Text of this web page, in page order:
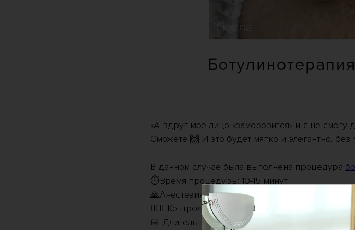
«А вдруг мое лицо «заморозится» и я не смогу
Сможете 🙌 И это будет мягко и элегантно,
В данном случае была выполнена процедура
⏱Время процедуры: 10-15 минут
🙏Анестезия - не требуется
👩🏻‍⚕️Контроль через 2 недели
📅 Длительность: индивидуально (3-8 мес.)